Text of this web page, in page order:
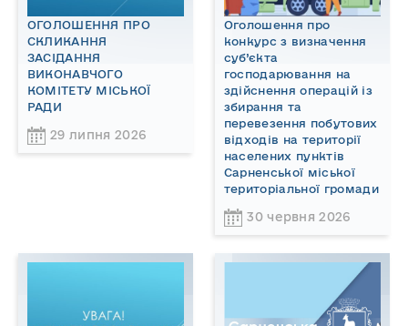
ОГОЛОШЕННЯ ПРО
СКЛИКАННЯ
ЗАСІДАННЯ
ВИКОНАВЧОГО
КОМІТЕТУ МІСЬКОЇ
РАДИ
29 липня 2026
Оголошення про
конкурс з визначення
суб’єкта
господарювання на
здійснення операцій із
збирання та
перевезення побутових
відходів на території
населених пунктів
Сарненської міської
територіальної громади
30 червня 2026